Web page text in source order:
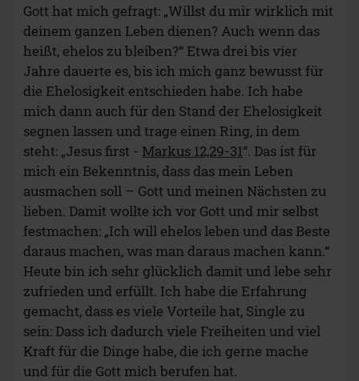
Gott hat mich gefragt: „Willst du mir wirklich mit
deinem ganzen Leben dienen? Auch wenn das
heißt, ehelos zu bleiben?“ Etwa drei bis vier
Jahre dauerte es, bis ich mich ganz bewusst für
die Ehelosigkeit entschieden habe. Ich habe
mich dann auch für den Stand der Ehelosigkeit
segnen lassen und trage einen Ring, in dem
steht: „Jesus first - Markus 12,29-31“. Das ist für
mich ein Bekenntnis, dass das mein Leben
ausmachen soll – Gott und meinen Nächsten zu
lieben. Damit wollte ich vor Gott und mir selbst
festmachen: „Ich will ehelos leben und das Beste
daraus machen, was man daraus machen kann.“
Heute bin ich sehr glücklich damit und lebe sehr
zufrieden und erfüllt. Ich habe die Erfahrung
gemacht, dass es viele Vorteile hat, Single zu
sein: Dass ich dadurch viele Freiheiten und viel
Kraft für die Dinge habe, die ich gerne mache
und für die Gott mich berufen hat.